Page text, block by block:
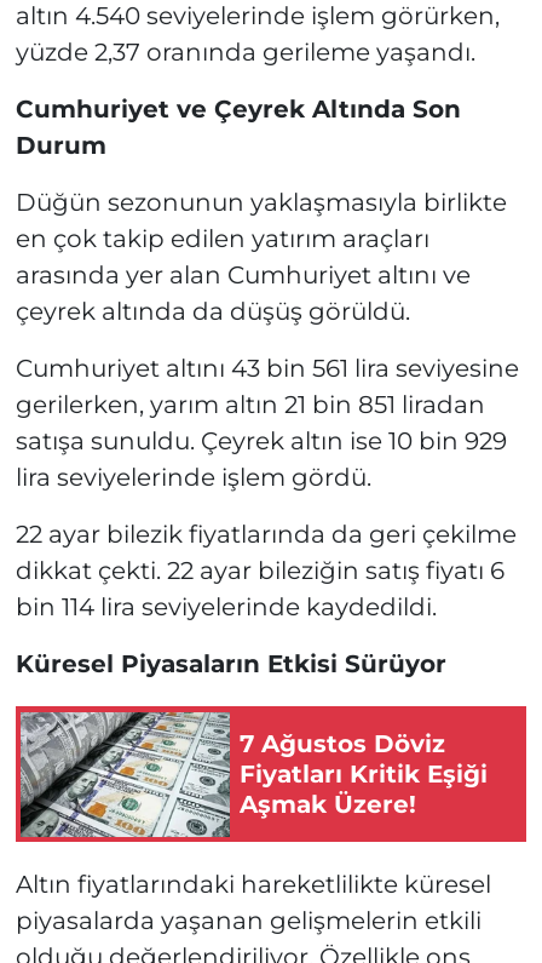
altın 4.540 seviyelerinde işlem görürken,
yüzde 2,37 oranında gerileme yaşandı.
Cumhuriyet ve Çeyrek Altında Son
Durum
Düğün sezonunun yaklaşmasıyla birlikte
en çok takip edilen yatırım araçları
arasında yer alan Cumhuriyet altını ve
çeyrek altında da düşüş görüldü.
Cumhuriyet altını 43 bin 561 lira seviyesine
gerilerken, yarım altın 21 bin 851 liradan
satışa sunuldu. Çeyrek altın ise 10 bin 929
lira seviyelerinde işlem gördü.
22 ayar bilezik fiyatlarında da geri çekilme
dikkat çekti. 22 ayar bileziğin satış fiyatı 6
bin 114 lira seviyelerinde kaydedildi.
Küresel Piyasaların Etkisi Sürüyor
7 Ağustos Döviz
Fiyatları Kritik Eşiği
Aşmak Üzere!
Altın fiyatlarındaki hareketlilikte küresel
piyasalarda yaşanan gelişmelerin etkili